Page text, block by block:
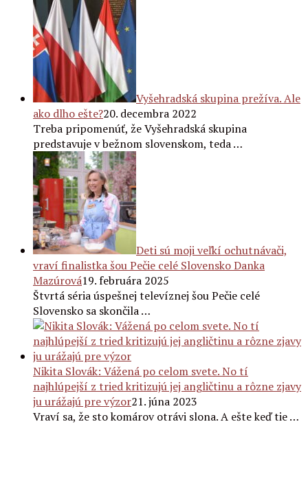
Vyšehradská skupina prežíva. Ale
ako dlho ešte?20. decembra 2022
Treba pripomenúť, že Vyšehradská skupina
predstavuje v bežnom slovenskom, teda …
Deti sú moji veľkí ochutnávači,
vraví finalistka šou Pečie celé Slovensko Danka
Mazúrová19. februára 2025
Štvrtá séria úspešnej televíznej šou Pečie celé
Slovensko sa skončila …
Nikita Slovák: Vážená po celom svete. No tí
najhlúpejší z tried kritizujú jej angličtinu a rôzne zjavy
ju urážajú pre výzor21. júna 2023
Vraví sa, že sto komárov otrávi slona. A ešte keď tie …